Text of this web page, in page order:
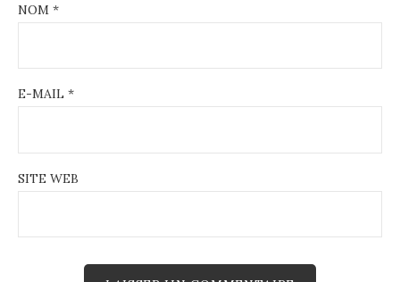
NOM *
E-MAIL *
SITE WEB